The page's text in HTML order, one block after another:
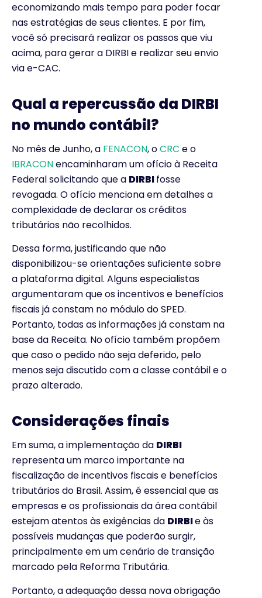
economizando mais tempo para poder focar
nas estratégias de seus clientes. E por fim,
você só precisará realizar os passos que viu
acima, para gerar a DIRBI e realizar seu envio
via e-CAC.
Qual a repercussão da DIRBI
no mundo contábil?
No mês de Junho, a FENACON, oCRC e o
IBRACONencaminharam um ofício à Receita
Federal solicitando que a DIRBIfosse
revogada. O ofício menciona em detalhes a
complexidade de declarar os créditos
tributários não recolhidos.
Dessa forma, justificando que não
disponibilizou-se orientações suficiente sobre
a plataforma digital. Alguns especialistas
argumentaram que os incentivos e benefícios
fiscais já constam no módulo do SPED.
Portanto, todas as informações já constam na
base da Receita. No ofício também propõem
que caso o pedido não seja deferido, pelo
menos seja discutido com a classe contábil e o
prazo alterado.
Considerações finais
Em suma, a implementação da DIRBI
representa um marco importante na
fiscalização de incentivos fiscais e benefícios
tributários do Brasil. Assim, é essencial que as
empresas e os profissionais da área contábil
estejam atentos às exigências da DIRBIe às
possíveis mudanças que poderão surgir,
principalmente em um cenário de transição
marcado pela Reforma Tributária.
Portanto, a adequação dessa nova obrigação